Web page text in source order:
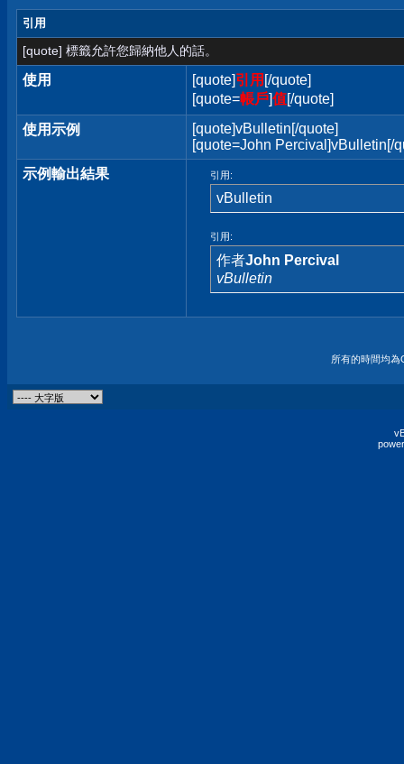
引用
[quote] 標籤允許您歸納他人的話。
使用 [quote]引用 [/quote]
[quote=帳戶]值[/quote]
使用示例
[quote]vBulletin[/quote]
[quote=John Percival]vBulletin[/
示例輸出結果
引用:
vBulletin
引用:
作者John Percival
vBulletin
所有的時間均為